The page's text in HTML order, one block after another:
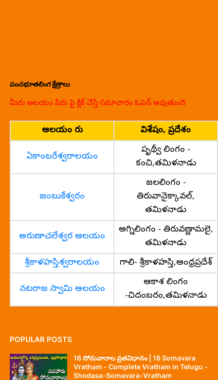
పంచభూతలింగ క్షేత్రాలు
మీరు ఆలయం పేరు పై క్లిక్ చేస్తే సమాచారం ఓపెన్ అవుతుంది
ఆలయం పేరు విశేషం, ప్రదేశం
ఏకాంబరేశ్వరాలయం
పృథ్వీ లింగం -
కంచి,తమిళనాడు
జంబుకేశ్వరం
జలలింగం -
తిరువానైక్కావల్,
తమిళనాడు
అరుణాచలేశ్వర ఆలయం
అగ్నిలింగం - తిరువణ్ణామలై,
తమిళనాడు
శ్రీకాళహస్తిశ్వరాలయం
గాలి- శ్రీకాళహస్తి,ఆంధ్రప్రదేశ్
నటరాజ స్వామి ఆలయం
ఆకాశ లింగం
-చిదంబరం,తమిళనాడు
POPULAR POSTS
16 సోమవారాల వ్రతవిధానం | 16 Somavara
Vratham - Complete Vratham in Telugu -
Shodasa-Somavara-Vratham